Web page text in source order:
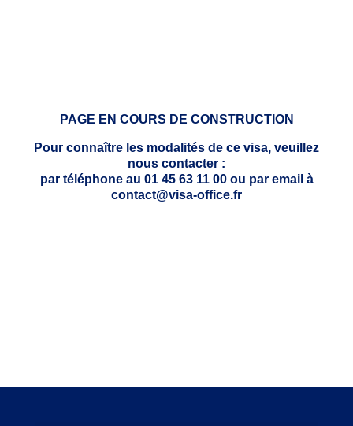
PAGE EN COURS DE CONSTRUCTION
Pour connaître les modalités de ce visa, veuillez
nous contacter :
par téléphone au 01 45 63 11 00 ou par email à
contact@visa-office.fr